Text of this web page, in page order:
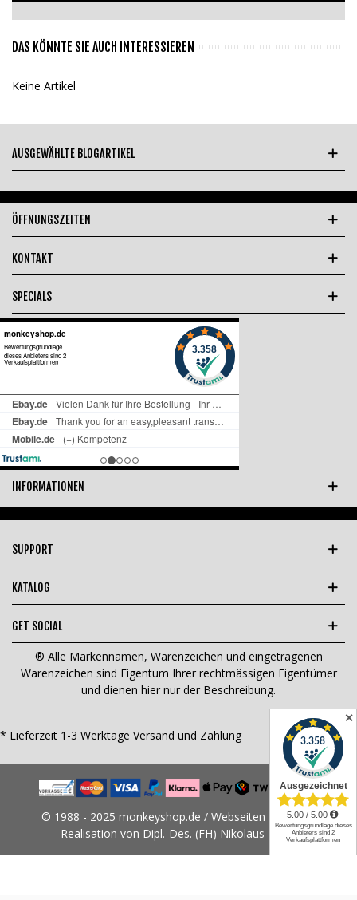
DAS KÖNNTE SIE AUCH INTERESSIEREN
Keine Artikel
AUSGEWÄHLTE BLOGARTIKEL
ÖFFNUNGSZEITEN
KONTAKT
SPECIALS
✕
INFORMATIONEN
SUPPORT
KATALOG
GET SOCIAL
® Alle Markennamen, Warenzeichen und eingetragenen
Warenzeichen sind Eigentum Ihrer rechtmässigen Eigentümer
und dienen hier nur der Beschreibung.
* Lieferzeit 1-3 Werktage Versand und Zahlung
© 1988 - 2025 monkeyshop.de / Webseiten Design &
Realisation von Dipl.-Des. (FH) Nikolaus Tams